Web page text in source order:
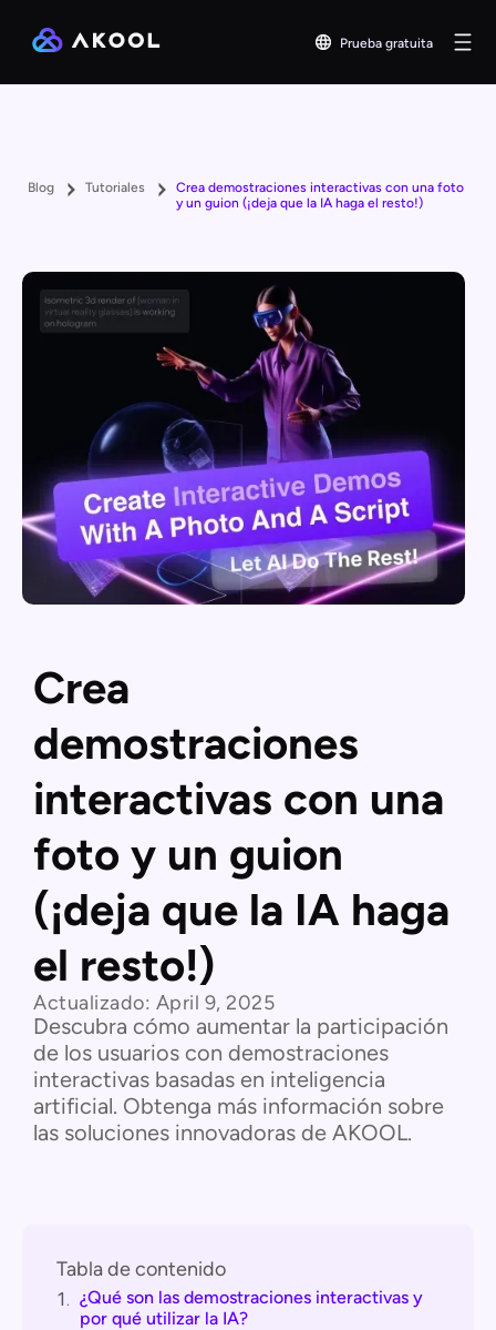
Prueba gratuita
Blog Tutoriales
Crea demostraciones interactivas con una foto
y un guion (¡deja que la IA haga el resto!)
Crea
demostraciones
interactivas con una
foto y un guion
(¡deja que la IA haga
el resto!)
Actualizado: April 9, 2025
Descubra cómo aumentar la participación
de los usuarios con demostraciones
interactivas basadas en inteligencia
artificial. Obtenga más información sobre
las soluciones innovadoras de AKOOL.
Tabla de contenido
1. ¿Qué son las demostraciones interactivas y
por qué utilizar la IA?